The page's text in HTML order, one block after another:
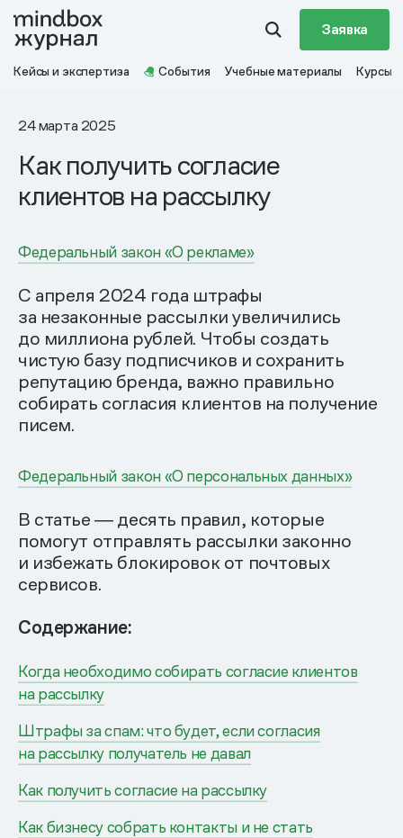
Заявка
Кейсы и экспертиза События Учебные материалы Курсы
24 марта 2025
Как получить согласие
клиентов на рассылку
Федеральный закон «О рекламе»
С апреля 2024 года штрафы
за незаконные рассылки увеличились
до миллиона рублей. Чтобы создать
чистую базу подписчиков и сохранить
репутацию бренда, важно правильно
собирать согласия клиентов на получение
писем.
Федеральный закон «О персональных данных»
В статье ― десять правил, которые
помогут отправлять рассылки законно
и избежать блокировок от почтовых
сервисов.
Содержание:
Когда необходимо собирать согласие клиентов
на рассылку
Штрафы за спам: что будет, если согласия
на рассылку получатель не давал
Как получить согласие на рассылку
Как бизнесу собрать контакты и не стать